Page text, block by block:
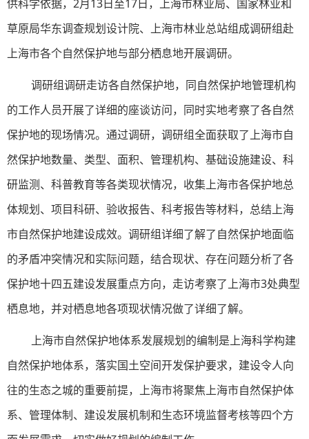
供科学依据，2月13日至17日，上海市林业局、国家林业和
草原局华东调查规划设计院、上海市林业总站组成调研组赴
上海市各个自然保护地与部分栖息地开展调研。
调研组调研走访各自然保护地，同自然保护地管理机构
的工作人员开展了详细的座谈访问，同时实地考察了各自然
保护地的现场情况。通过调研，调研组全面获取了上海市自
然保护地数量、类型、面积、管理机构、基础设施建设、科
研监测、科普教育等各类现状情况，收集上海市各保护地总
体规划、项目科研、验收报告、科考报告等材料，总结上海
市自然保护地建设成效。调研组详细了解了自然保护地面临
的矛盾冲突情况和实际问题，结合现状、存在问题分析了各
保护地十四五建设发展重点方向，走访考察了上海市3处典型
栖息地，并对栖息地各项现状情况做了详细了解。
上海市自然保护地体系发展规划的编制是上海科学构建
自然保护地体系，落实国土空间开发保护要求，建设令人向
往的生态之城的重要前提，上海市将聚焦上海市自然保护体
系、管理体制、建设发展机制和生态环境监督考核等四个方